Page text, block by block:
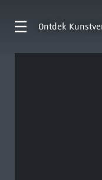
Ontdek